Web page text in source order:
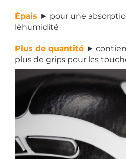
Épais ► pour une
lèhumidité
Plus de quantité ►
plus de grips pour les